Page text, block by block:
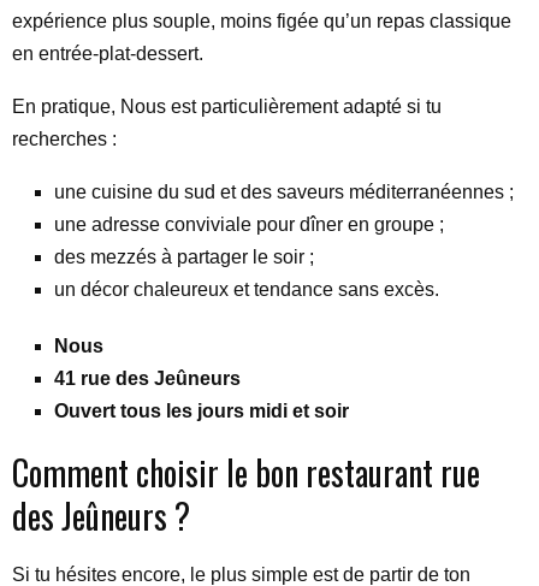
expérience plus souple, moins figée qu’un repas classique
en entrée-plat-dessert.
En pratique, Nous est particulièrement adapté si tu
recherches :
une cuisine du sud et des saveurs méditerranéennes ;
une adresse conviviale pour dîner en groupe ;
des mezzés à partager le soir ;
un décor chaleureux et tendance sans excès.
Nous
41 rue des Jeûneurs
Ouvert tous les jours midi et soir
Comment choisir le bon restaurant rue
des Jeûneurs ?
Si tu hésites encore, le plus simple est de partir de ton